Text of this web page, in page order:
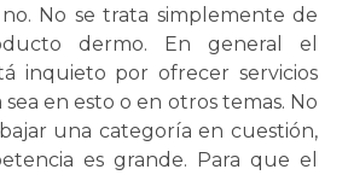
No se trata simplemente de
dermo. En general el
inquieto por ofrecer servicios
sea en esto o en otros temas. No
una categoría en cuestión,
es grande. Para que el